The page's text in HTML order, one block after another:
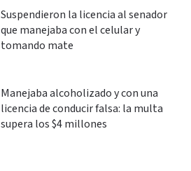
Suspendieron la licencia al senador
que manejaba con el celular y
tomando mate
Manejaba alcoholizado y con una
licencia de conducir falsa: la multa
supera los $4 millones